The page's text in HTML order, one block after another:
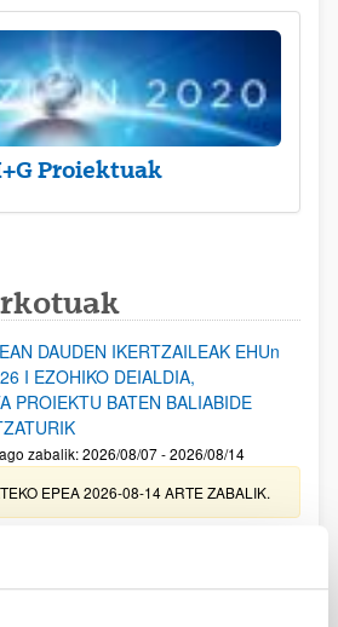
Proiektuak
DAUDEN IKERTZAILEAK EHUn
I EZOHIKO DEIALDIA,
PROIEKTU BATEN BALIABIDE
zabalik: 2026/08/07 - 2026/08/14
EPEA 2026-08-14 ARTE ZABALIK.
Zientifikoa eta Funts Bibliografikoak
2026